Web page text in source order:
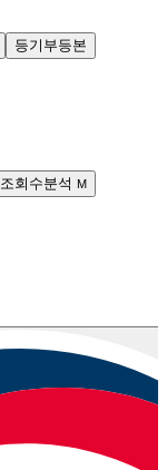
등기부등본
조회수분석 M